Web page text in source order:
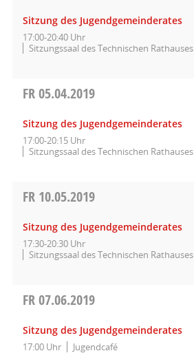
Sitzung des Jugendgemeinderates
17:00-20:40 Uhr
Sitzungssaal des Technischen Rathauses
FR05.04.2019
Sitzung des Jugendgemeinderates
17:00-20:15 Uhr
Sitzungssaal des Technischen Rathauses
FR 10.05.2019
Sitzung des Jugendgemeinderates
17:30-20:30 Uhr
Sitzungssaal des Technischen Rathauses
FR07.06.2019
Sitzung des Jugendgemeinderates
17:00 Uhr Jugendcafé